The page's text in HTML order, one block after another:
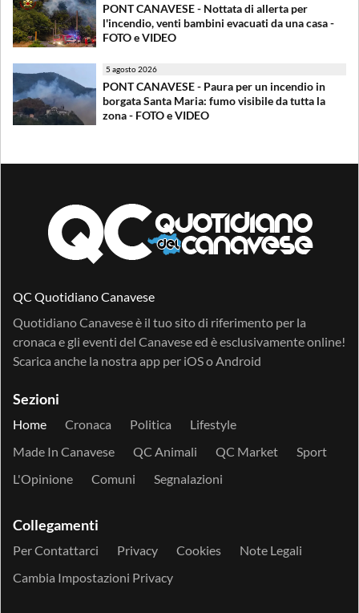
PONT CANAVESE - Nottata di allerta per
l'incendio, venti bambini evacuati da una casa -
FOTO e VIDEO
5 agosto 2026
PONT CANAVESE - Paura per un incendio in
borgata Santa Maria: fumo visibile da tutta la
zona - FOTO e VIDEO
QC Quotidiano Canavese
Quotidiano Canavese è il tuo sito di riferimento per la
cronaca e gli eventi del Canavese ed è esclusivamente online!
Scarica anche la nostra app per iOSo Android
Sezioni
Home Cronaca Politica
Lifestyle
Made In Canavese
QC Animali QC Market
Sport
L'Opinione
Comuni Segnalazioni
Collegamenti
Per Contattarci Privacy Cookies
Note Legali
Cambia Impostazioni Privacy